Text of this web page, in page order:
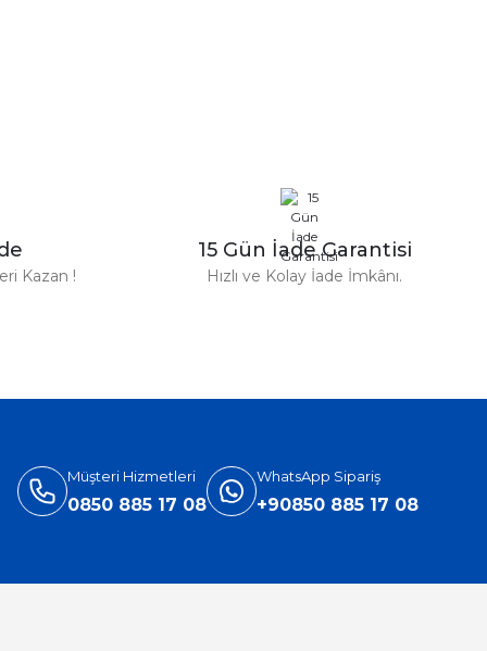
100 Ml
%31
Versace
Versace Eros Edt Erkek Parfüm 100 Ml
Kazan !
15 Gün İade Garantisi
Hızlı ve Kolay İade İmkânı.
Müşteri Hizmetleri
0850 885 17 08
WhatsApp Sipariş
+90850 885 17 08